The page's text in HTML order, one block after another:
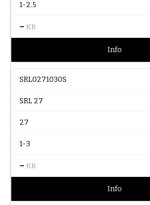
1-2.5
– KR
Info
SRL0271030S
SRL 27
27
1-3
– KR
Info